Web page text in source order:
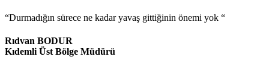
“Durmadığın sürece ne kadar yavaş gittiğinin önemi yok “
Rıdvan BODUR
Kıdemli Üst Bölge Müdürü